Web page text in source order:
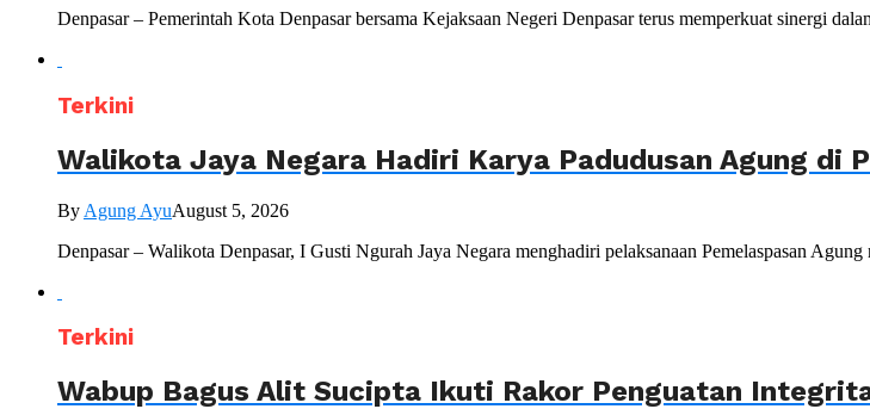
Denpasar – Pemerintah Kota Denpasar bersama Kejaksaan Negeri Denpasar terus memperkuat sinergi
Terkini
Walikota Jaya Negara Hadiri Karya Padudusan Agung di
By Agung AyuAugust 5, 2026
Denpasar – Walikota Denpasar, I Gusti Ngurah Jaya Negara menghadiri pelaksanaan Pemelaspasan
Terkini
Wabup Bagus Alit Sucipta Ikuti Rakor Penguatan